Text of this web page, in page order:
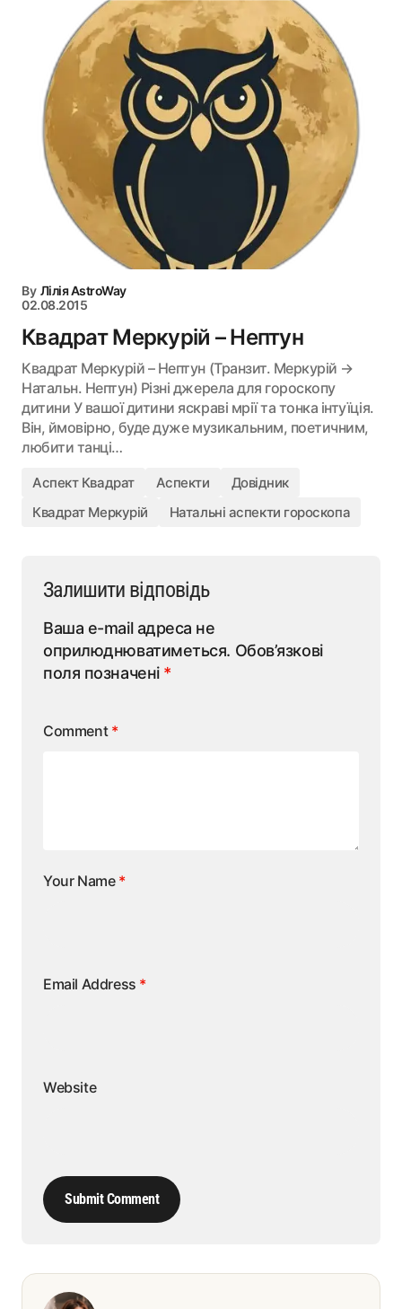
By Лілія AstroWay
02.08.2015
Квадрат Меркурій – Нептун
Квадрат Меркурій – Нептун (Транзит. Меркурій →
Натальн. Нептун) Різні джерела для гороскопу
дитини У вашої дитини яскраві мрії та тонка інтуїція.
Він, ймовірно, буде дуже музикальним, поетичним,
любити танці…
Аспект Квадрат Аспекти
Довідник
Квадрат Меркурій
Натальні аспекти гороскопа
Залишити відповідь
Ваша e-mail адреса не
оприлюднюватиметься. Обов’язкові
поля позначені *
Comment *
Your Name *
Email Address *
Website
Submit Comment